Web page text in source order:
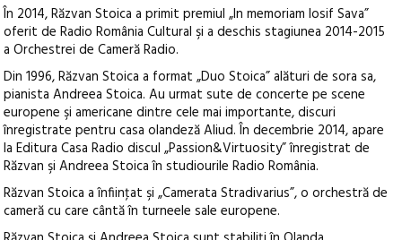
În 2014, Răzvan Stoica a primit premiul „In memoriam Iosif Sava”
oferit de Radio România Cultural şi a deschis stagiunea 2014-2015
a Orchestrei de Cameră Radio.
Din 1996, Răzvan Stoica a format „Duo Stoica” alături de sora sa,
pianista Andreea Stoica. Au urmat sute de concerte pe scene
europene şi americane dintre cele mai importante, discuri
înregistrate pentru casa olandeză Aliud. În decembrie 2014, apare
la Editura Casa Radio discul „Passion&Virtuosity” înregistrat de
Răzvan şi Andreea Stoica în studiourile Radio România.
Răzvan Stoica a înfiinţat şi „Camerata Stradivarius”, o orchestră de
cameră cu care cântă în turneele sale europene.